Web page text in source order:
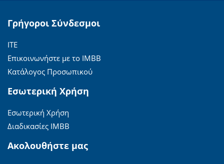
Γρήγοροι Σύνδεσμοι
ΙΤΕ
Επικοινωνήστε με το ΙΜΒΒ
Κατάλογος Προσωπικού
Εσωτερική Χρήση
Εσωτερική Χρήση
Διαδικασίες ΙΜΒΒ
Ακολουθήστε μας